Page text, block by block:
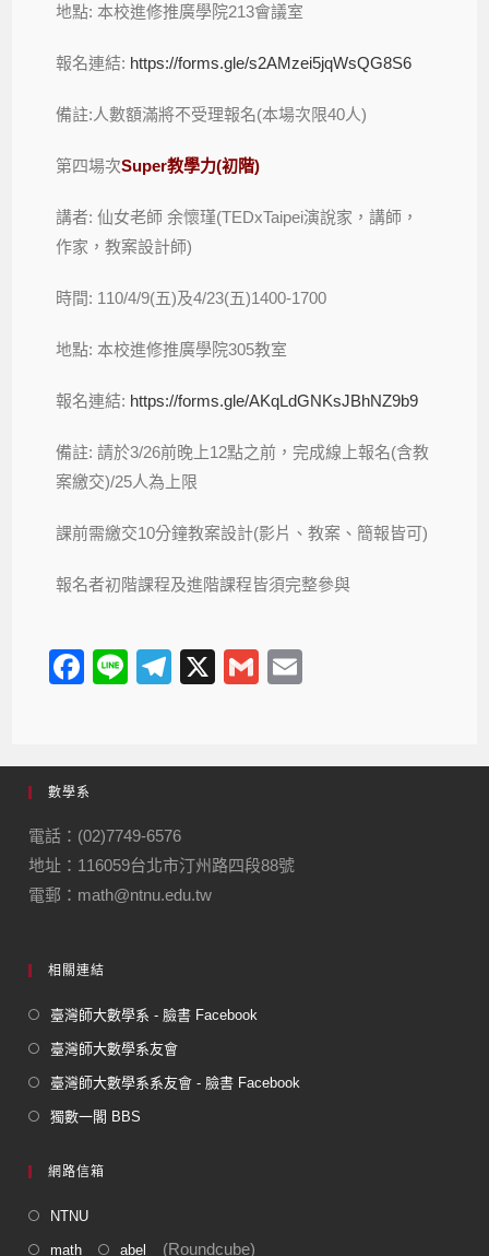
地點: 本校進修推廣學院213會議室
報名連結: https://forms.gle/s2AMzei5jqWsQG8S6
備註:人數額滿將不受理報名(本場次限40人)
第四場次Super教學力(初階)
講者: 仙女老師 余懷瑾(TEDxTaipei演說家，講師，
作家，教案設計師)
時間: 110/4/9(五)及4/23(五)1400-1700
地點: 本校進修推廣學院305教室
報名連結: https://forms.gle/AKqLdGNKsJBhNZ9b9
備註: 請於3/26前晚上12點之前，完成線上報名(含教
案繳交)/25人為上限
課前需繳交10分鐘教案設計(影片、教案、簡報皆可)
報名者初階課程及進階課程皆須完整參與
F
e
b
o
o
k
Li
T
gr
m
X
G
數學系
電話：(02)7749-6576
地址：116059台北市汀州路四段88號
電郵：math@ntnu.edu.tw
相關連結
臺灣師大數學系 - 臉書 Facebook
臺灣師大數學系友會
臺灣師大數學系系友會 - 臉書 Facebook
獨數一閣 BBS
網路信箱
NTNU
math abel (Roundcube)